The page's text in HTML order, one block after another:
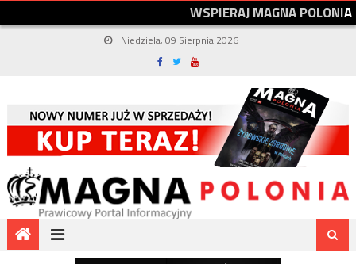
WSPIERAJMAGNAPOLONIA
Niedziela, 09 Sierpnia 2026